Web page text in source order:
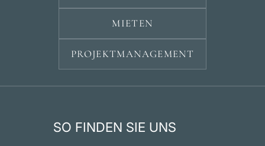
MIETEN
PROJEKTMANAGEMENT
SO FINDEN SIE UNS